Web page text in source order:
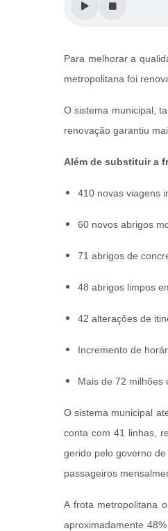
Para melhorar a
metropolitana foi
O sistema municipal,
renovação garantiu
Além de substituir a
410 novas viagens
60 novos abrigos
71 abrigos de
48 abrigos limpos
42 alterações de
Incremento de
Mais de 72 milhões
O sistema municipal
conta com 41 linhas,
gerido pelo governo
passageiros
A frota metropolitana
aproximadamente